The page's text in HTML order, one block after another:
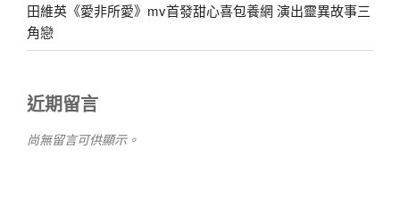
田維英《愛非所愛》mv首發甜心喜包養網 演出靈異故事三
角戀
近期留言
尚無留言可供顯示。